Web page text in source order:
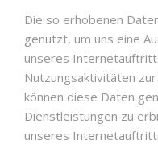
Die so erhobenen
genutzt, um uns eine
unseres
Nutzungsaktivitäten
können diese Daten
Dienstleistungen zu
unseres